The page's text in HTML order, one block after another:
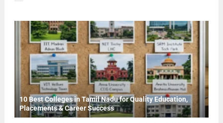
10 Best Colleges in Tamil Nadu for Quality Education,
Placements & Career Success